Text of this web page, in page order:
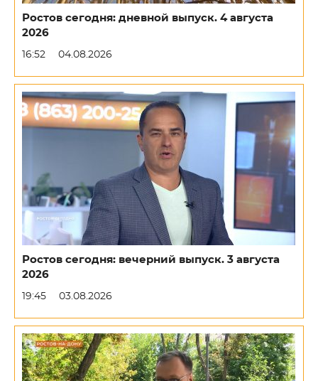
Ростов сегодня: дневной выпуск. 4 августа
2026
16:52 04.08.2026
Ростов сегодня: вечерний выпуск. 3 августа
2026
19:45 03.08.2026